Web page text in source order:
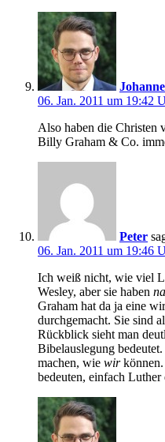
06. Jan. 2011 um 19:42
Also haben die Christen
Billy Graham & Co.
Peter
06. Jan. 2011 um 19:46
Ich weiß nicht, wie viel
Wesley, aber sie haben
Graham hat da ja eine
durchgemacht. Sie sind
Rückblick sieht man
Bibelauslegung
machen, wie wirkönnen.
bedeuten, einfach